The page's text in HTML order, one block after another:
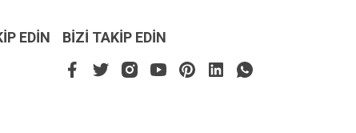
EDİN BİZİ TAKİP EDİN